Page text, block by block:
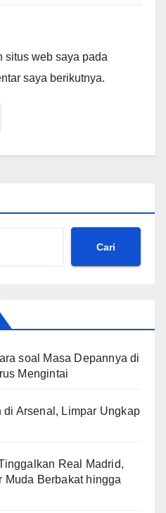
situs web saya pada
saya berikutnya.
Cari
soal Masa Depannya di
Mengintai
Arsenal, Limpar Ungkap
Real Madrid,
Muda Berbakat hingga